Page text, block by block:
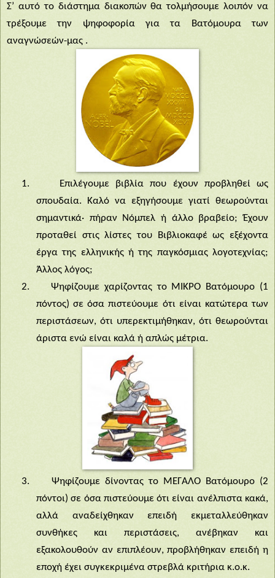
Σ’ αυτό το διάστημα διακοπών θα τολμήσουμε λοιπόν να
τρέξουμε την ψηφοφορία για τα Βατόμουρα των
αναγνώσεών-μας .
1.
Επιλέγουμε βιβλία που έχουν προβληθεί ως
σπουδαία. Καλό να εξηγήσουμε γιατί θεωρούνται
σημαντικά· πήραν Νόμπελ ή άλλο βραβείο; Έχουν
προταθεί στις λίστες του Βιβλιοκαφέ ως εξέχοντα
έργα της ελληνικής ή της παγκόσμιας λογοτεχνίας;
Άλλος λόγος;
2.
Ψηφίζουμε χαρίζοντας το ΜΙΚΡΟ Βατόμουρο (1
πόντος) σε όσα πιστεύουμε ότι είναι κατώτερα των
περιστάσεων, ότι υπερεκτιμήθηκαν, ότι θεωρούνται
άριστα ενώ είναι καλά ή απλώς μέτρια.
3.
Ψηφίζουμε δίνοντας το ΜΕΓΑΛΟ Βατόμουρο (2
πόντοι) σε όσα πιστεύουμε ότι είναι ανέλπιστα κακά,
αλλά αναδείχθηκαν επειδή εκμεταλλεύθηκαν
συνθήκες και περιστάσεις, ανέβηκαν και
εξακολουθούν αν επιπλέουν, προβλήθηκαν επειδή η
εποχή έχει συγκεκριμένα στρεβλά κριτήρια κ.ο.κ.